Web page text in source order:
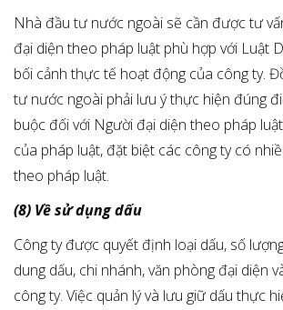
Nhà đầu tư nước ngoài sẽ cần được tư
đại diện theo pháp luật phù hợp với Luật
bối cảnh thực tế hoạt động của công ty.
tư nước ngoài phải lưu ý thực hiện đúng
buộc đối với Người đại diện theo pháp
của pháp luật, đặt biệt các công ty có
theo pháp luật.
(8) Về sử dụng dấu
Công ty được quyết định loại dấu, số
dung dấu, chi nhánh, văn phòng đại diện
công ty. Việc quản lý và lưu giữ dấu thực